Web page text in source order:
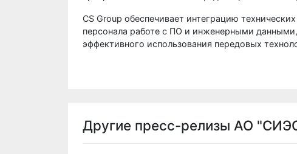
CS Group обеспечивает интеграцию
персонала работе с ПО и инженерными
эффективного использования передовых
Другие пресс-релизы АО